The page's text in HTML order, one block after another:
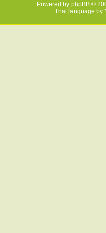
Powered by phpBB ©
Thai language by